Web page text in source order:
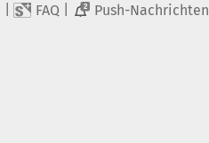
FAQ 2 Push-Nachrichten